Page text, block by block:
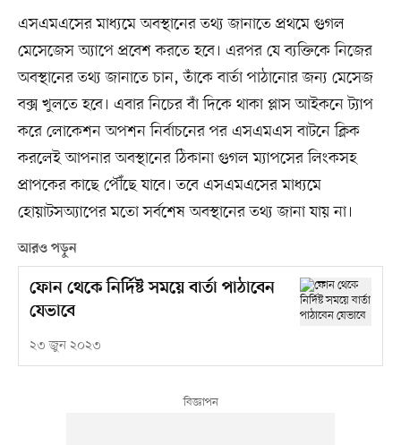
এসএমএসের মাধ্যমে অবস্থানের তথ্য জানাতে প্রথমে গুগল
মেসেজেস অ্যাপে প্রবেশ করতে হবে। এরপর যে ব্যক্তিকে নিজের
অবস্থানের তথ্য জানাতে চান, তাঁকে বার্তা পাঠানোর জন্য মেসেজ
বক্স খুলতে হবে। এবার নিচের বাঁ দিকে থাকা প্লাস আইকনে ট্যাপ
করে লোকেশন অপশন নির্বাচনের পর এসএমএস বাটনে ক্লিক
করলেই আপনার অবস্থানের ঠিকানা গুগল ম্যাপসের লিংকসহ
প্রাপকের কাছে পৌঁছে যাবে। তবে এসএমএসের মাধ্যমে
হোয়াটসঅ্যাপের মতো সর্বশেষ অবস্থানের তথ্য জানা যায় না।
আরও পড়ুন
ফোন থেকে নির্দিষ্ট সময়ে বার্তা পাঠাবেন
যেভাবে
২৩ জুন ২০২৩